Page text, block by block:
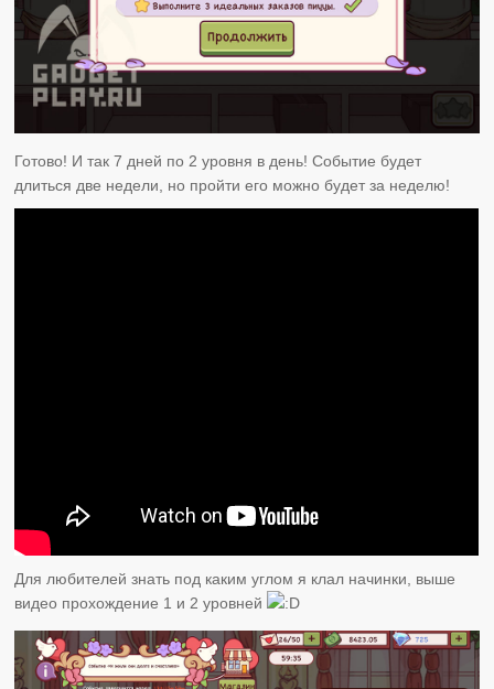
Готово! И так 7 дней по 2 уровня в день! Событие будет
длиться две недели, но пройти его можно будет за неделю!
Для любителей знать под каким углом я клал начинки, выше
видео прохождение 1 и 2 уровней